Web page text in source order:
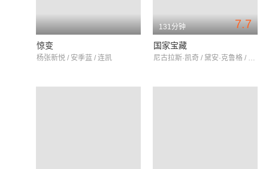
惊变
杨张新悦 / 安季蓝 / 连凯
7.7
131分钟
国家宝藏
尼古拉斯·凯奇 / 黛安·克鲁格 / 贾斯汀·巴萨